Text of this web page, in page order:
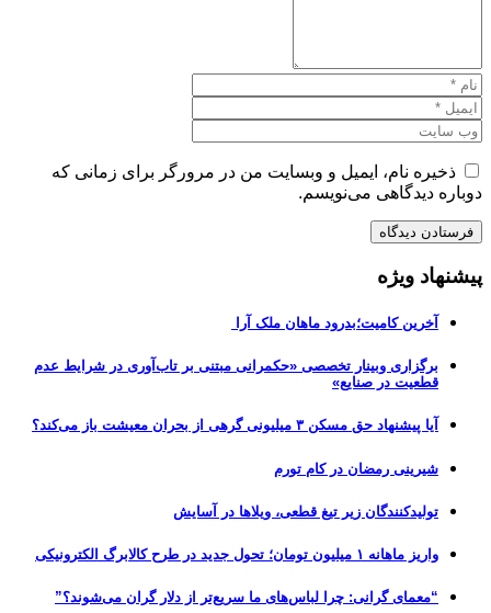
ذخیره نام، ایمیل و وبسایت من در مرورگر برای زمانی که
دوباره دیدگاهی می‌نویسم.
پیشنهاد ویژه
آخرین کامیت؛بدرود ماهان ملک آرا
برگزاری وبینار تخصصی «حکمرانی مبتنی بر تاب‌آوری در شرایط عدم
قطعیت در صنایع»
آیا پیشنهاد حق مسکن ۳ میلیونی گرهی از بحران معیشت باز می‌کند؟
شیرینی رمضان در کام تورم
تولیدکنندگان زیر تیغ قطعی، ویلاها در آسایش
واریز ماهانه ۱ میلیون تومان؛ تحول جدید در طرح کالابرگ الکترونیکی
“معمای گرانی: چرا لباس‌های ما سریع‌تر از دلار گران می‌شوند؟”